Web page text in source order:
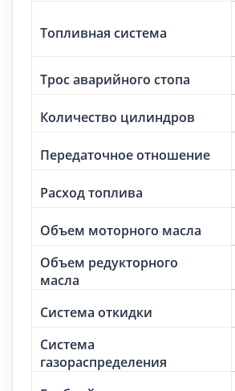
Топливная система
Трос аварийного стопа
Количество цилиндров
Передаточное отношение
Расход топлива
Объем моторного масла
Объем редукторного
масла
Система откидки
Система
газораспределения